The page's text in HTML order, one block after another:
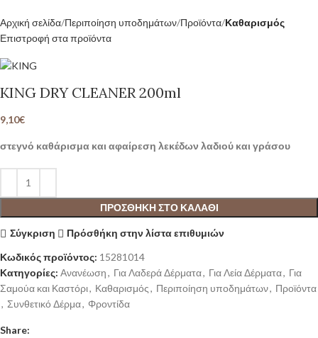
Αρχική σελίδα Περιποίηση υποδημάτων Προϊόντα Καθαρισμός
Επιστροφή στα προϊόντα
KING DRY CLEANER 200ml
9,10€
στεγνό καθάρισμα και αφαίρεση λεκέδων λαδιού και γράσου
ΠΡΟΣΘΉΚΗ ΣΤΟ ΚΑΛΆΘΙ
Σύγκριση
Πρόσθήκη στην λίστα επιθυμιών
Κωδικός προϊόντος: 15281014
Κατηγορίες: Ανανέωση, Για Λαδερά Δέρματα, Για Λεία Δέρματα, Για
Σαμούα και Καστόρι, Καθαρισμός, Περιποίηση υποδημάτων, Προϊόντα
, Συνθετικό Δέρμα, Φροντίδα
Share: